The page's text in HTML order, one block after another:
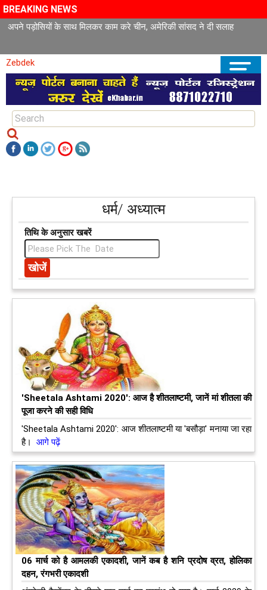
BREAKING NEWS
अपने पड़ोसियों के साथ मिलकर काम करे चीन, अमेरिकी सांसद ने दी सलाह
Zebdek
धर्म/ अध्यात्म
तिथि के अनुसार खबरें
'Sheetala Ashtami 2020': आज है शीतलाष्टमी, जानें मां शीतला की
पूजा करने की सही विधि
'Sheetala Ashtami 2020': आज शीतलाष्टमी या 'बसौड़ा' मनाया जा रहा
है।
आगे पढ़ें
06 मार्च को है आमलकी एकादशी, जानें कब है शनि प्रदोष व्रत, होलिका
दहन, रंगभरी एकादशी